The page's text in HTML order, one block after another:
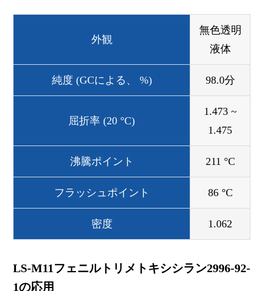
外観
無色透明
液体
純度 (GCによる、 %) 98.0分
屈折率 (20 °C)
1.473 ~
1.475
沸騰ポイント 211 °C
フラッシュポイント 86 °C
密度 1.062
LS-M11フェニルトリメトキシシラン2996-92-
1の応用